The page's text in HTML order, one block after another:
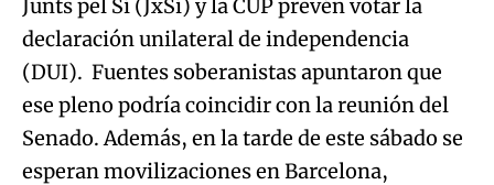
Junts pel Sí (JxSí) y la CUP prevén votar la
declaración unilateral de independencia
(DUI). Fuentes soberanistas apuntaron que
ese pleno podría coincidir con la reunión del
Senado. Además, en la tarde de este sábado se
esperan movilizaciones en Barcelona,